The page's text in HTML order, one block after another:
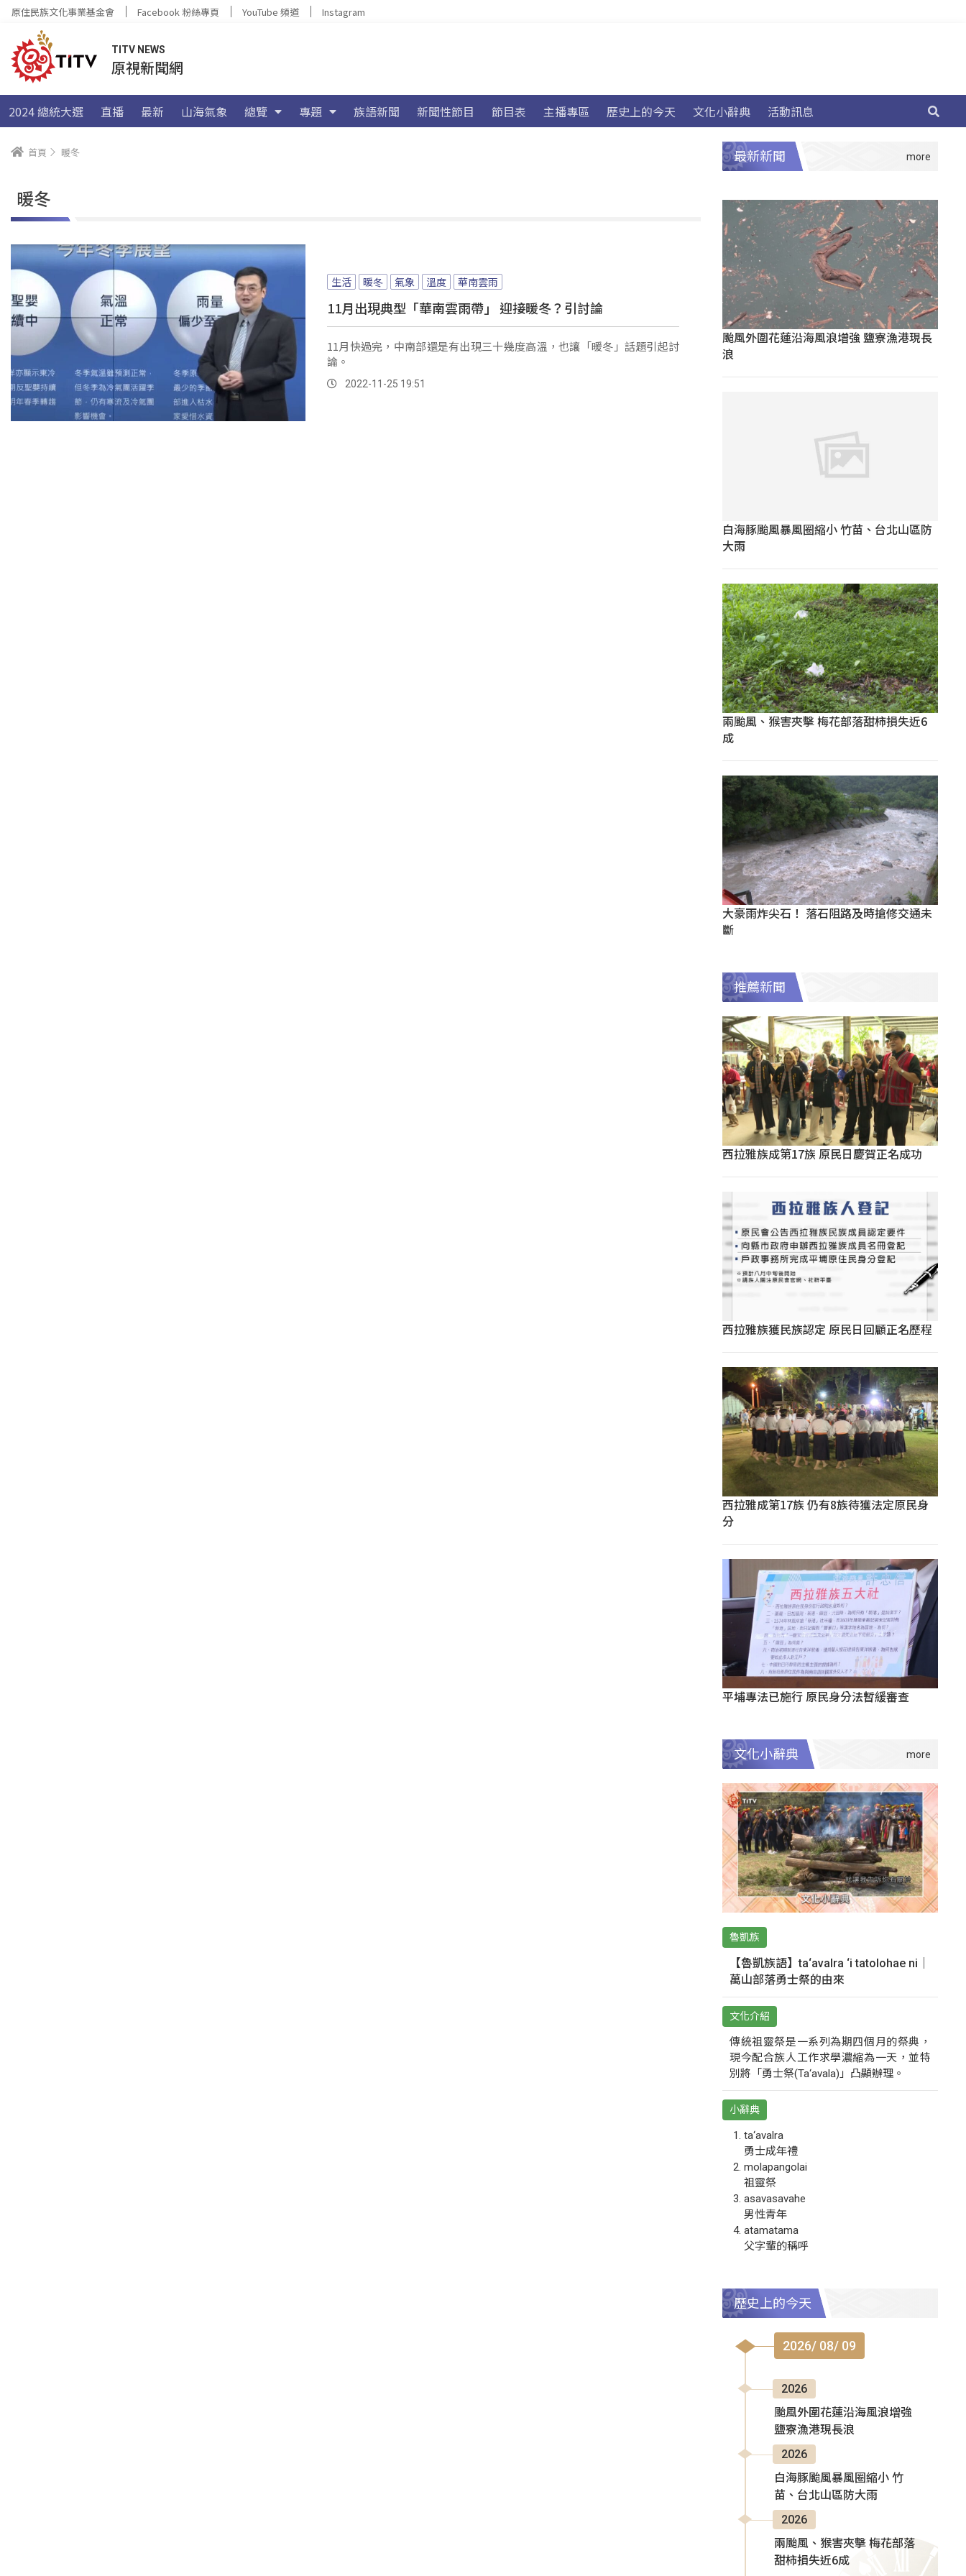
原住民族文化事業基金會 Facebook 粉絲專頁 YouTube 頻道 Instagram
TITV NEWS
原視新聞網
2024 總統大選 直播 最新 山海氣象 總覽 專題 族語新聞 新聞性節目 節目表 主播專區 歷史上的今天 文化小辭典 活動訊息
首頁 暖冬
暖冬
生活 暖冬 氣象 溫度 華南雲雨
11月出現典型「華南雲雨帶」 迎接暖冬？引討論
11月快過完，中南部還是有出現三十幾度高溫，也讓「暖冬」話題引起討
論。
2022-11-25 19:51
最新新聞
颱風外圍花蓮沿海風浪增強 鹽寮漁港現長
浪
白海豚颱風暴風圈縮小 竹苗、台北山區防
大雨
兩颱風、猴害夾擊 梅花部落甜柿損失近6
成
大豪雨炸尖石！ 落石阻路及時搶修交通未
斷
推薦新聞
西拉雅族成第17族 原民日慶賀正名成功
西拉雅族獲民族認定 原民日回顧正名歷程
西拉雅成第17族 仍有8族待獲法定原民身
分
平埔專法已施行 原民身分法暫緩審查
文化小辭典
魯凱族
【魯凱族語】ta‘avalra ‘i tatolohae ni｜
萬山部落勇士祭的由來
文化介紹
傳統祖靈祭是一系列為期四個月的祭典，
現今配合族人工作求學濃縮為一天，並特
別將「勇士祭(Ta‘avala)」凸顯辦理。
小辭典
ta‘avalra
勇士成年禮
molapangolai
祖靈祭
asavasavahe
男性青年
atamatama
父字輩的稱呼
歷史上的今天
2026/ 08/ 09
2026
颱風外圍花蓮沿海風浪增強
鹽寮漁港現長浪
2026
白海豚颱風暴風圈縮小 竹
苗、台北山區防大雨
2026
兩颱風、猴害夾擊 梅花部落
甜柿損失近6成